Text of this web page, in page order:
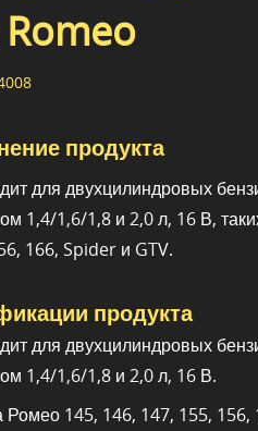
продукта
для двухцилиндровых
1,4/1,6/1,8 и 2,0 л, 16 В,
166, Spider и GTV.
продукта
для двухцилиндровых
1,4/1,6/1,8 и 2,0 л, 16 В.
145, 146, 147, 155, 156,